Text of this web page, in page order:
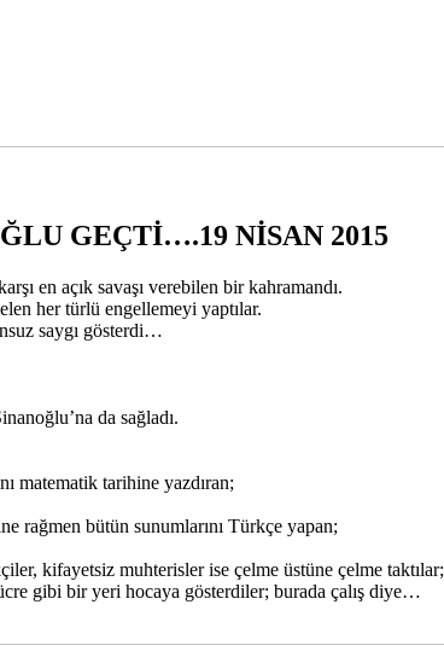
GEÇTİ….19 NİSAN 2015
en açık savaşı verebilen bir kahramandı.
her türlü engellemeyi yaptılar.
saygı gösterdi…
da sağladı.
matematik tarihine yazdıran;
rağmen bütün sunumlarını Türkçe yapan;
kifayetsiz muhterisler ise çelme üstüne çelme taktılar;
gibi bir yeri hocaya gösterdiler; burada çalış diye…